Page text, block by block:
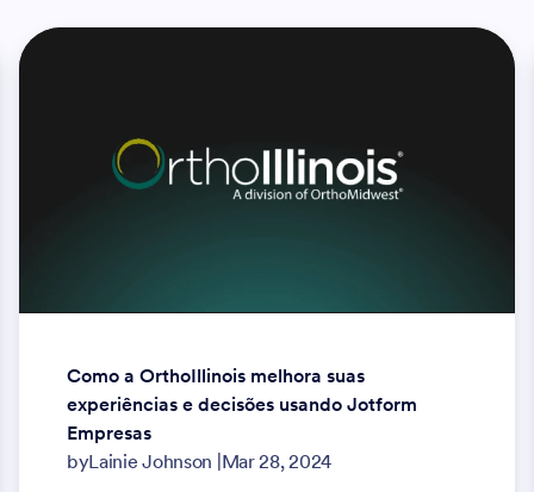
Como a OrthoIllinois melhora suas
experiências e decisões usando Jotform
Empresas
byLainie Johnson Mar 28, 2024